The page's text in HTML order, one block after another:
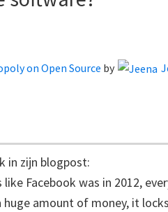
on Open Source by
in zijn blogpost:
Facebook was in 2012,
huge amount of money, it